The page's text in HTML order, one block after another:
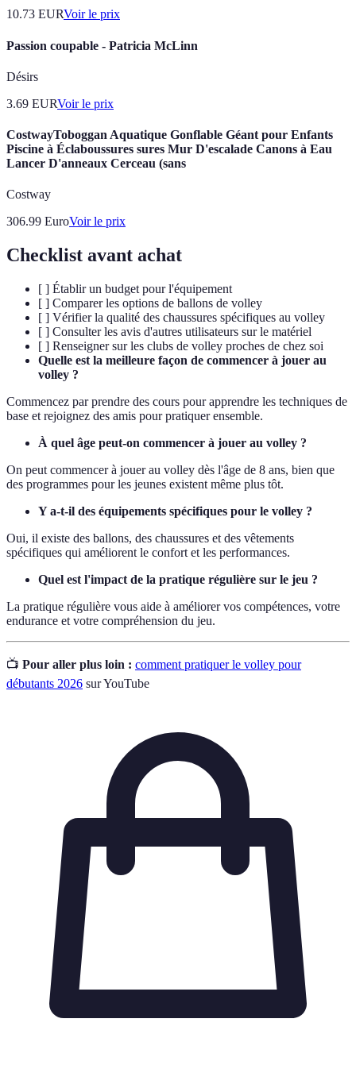
10.73 EURVoir le prix
Passion coupable - Patricia McLinn
Désirs
3.69 EURVoir le prix
CostwayToboggan Aquatique Gonflable Géant pour Enfants
Piscine à Éclaboussures sures Mur D'escalade Canons à Eau
Lancer D'anneaux Cerceau (sans
Costway
306.99 EuroVoir le prix
Checklist avant achat
[ ] Établir un budget pour l'équipement
[ ] Comparer les options de ballons de volley
[ ] Vérifier la qualité des chaussures spécifiques au volley
[ ] Consulter les avis d'autres utilisateurs sur le matériel
[ ] Renseigner sur les clubs de volley proches de chez soi
Quelle est la meilleure façon de commencer à jouer au
volley ?
Commencez par prendre des cours pour apprendre les techniques de
base et rejoignez des amis pour pratiquer ensemble.
À quel âge peut-on commencer à jouer au volley ?
On peut commencer à jouer au volley dès l'âge de 8 ans, bien que
des programmes pour les jeunes existent même plus tôt.
Y a-t-il des équipements spécifiques pour le volley ?
Oui, il existe des ballons, des chaussures et des vêtements
spécifiques qui améliorent le confort et les performances.
Quel est l'impact de la pratique régulière sur le jeu ?
La pratique régulière vous aide à améliorer vos compétences, votre
endurance et votre compréhension du jeu.
📺 Pour aller plus loin : comment pratiquer le volley pour
débutants 2026 sur YouTube